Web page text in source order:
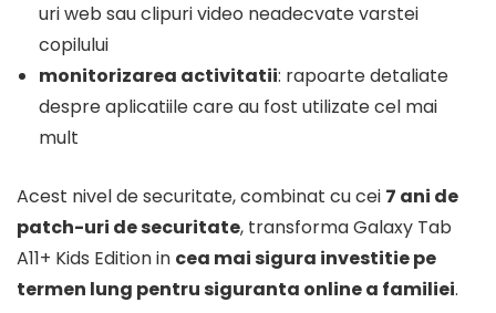
uri web sau clipuri video neadecvate varstei
copilului
monitorizarea activitatii: rapoarte detaliate
despre aplicatiile care au fost utilizate cel mai
mult
Acest nivel de securitate, combinat cu cei 7 ani de
patch-uri de securitate, transforma Galaxy Tab
A11+ Kids Edition in cea mai sigura investitie pe
termen lung pentru siguranta online a familiei.